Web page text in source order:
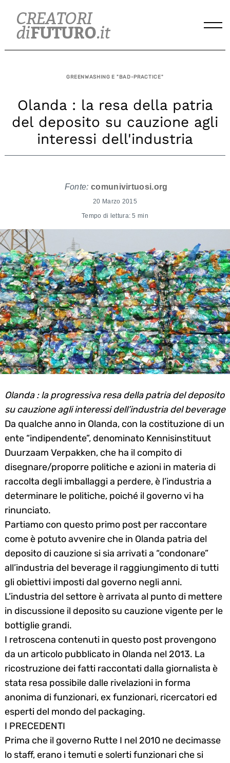
content
GREENWASHING E "BAD-PRACTICE"
Olanda : la resa della patria
del deposito su cauzione agli
interessi dell'industria
Fonte: comunivirtuosi.org
20 Marzo 2015
Tempo di lettura: 5 min
Olanda : la progressiva resa della patria del deposito
su cauzione agli interessi dell’industria del beverage
Da qualche anno in Olanda, con la costituzione di un
ente “indipendente”, denominato Kennisinstituut
Duurzaam Verpakken, che ha il compito di
disegnare/proporre politiche e azioni in materia di
raccolta degli imballaggi a perdere, è l’industria a
determinare le politiche, poiché il governo vi ha
rinunciato.
Partiamo con questo primo post per raccontare
come è potuto avvenire che in Olanda patria del
deposito di cauzione si sia arrivati a “condonare”
all’industria del beverage il raggiungimento di tutti
gli obiettivi imposti dal governo negli anni.
L’industria del settore è arrivata al punto di mettere
in discussione il deposito su cauzione vigente per le
bottiglie grandi.
I retroscena contenuti in questo post provengono
da un articolo pubblicato in Olanda nel 2013. La
ricostruzione dei fatti raccontati dalla giornalista è
stata resa possibile dalle rivelazioni in forma
anonima di funzionari, ex funzionari, ricercatori ed
esperti del mondo del packaging.
I PRECEDENTI
Prima che il governo Rutte I nel 2010 ne decimasse
lo staff, erano i temuti e solerti funzionari che si